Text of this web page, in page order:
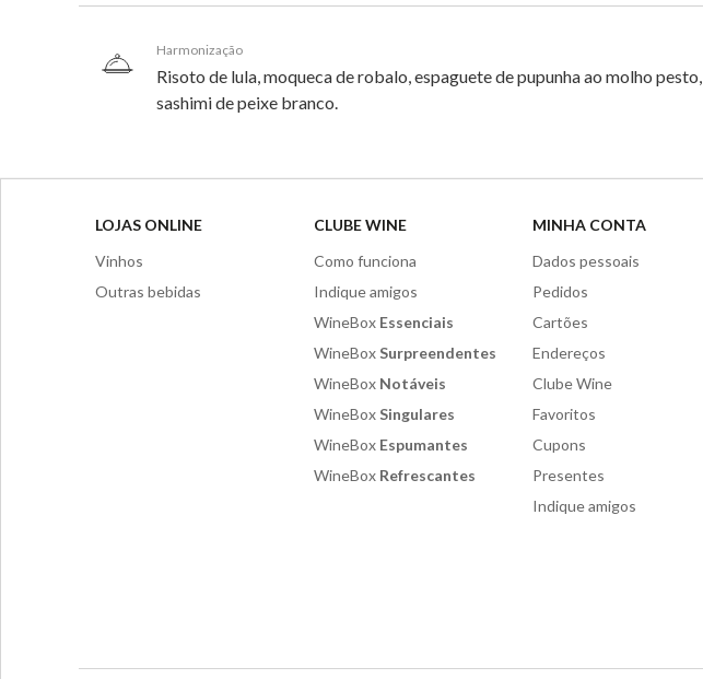
Harmonização
Risoto de lula, moqueca de robalo, espaguete de pupunha ao molho pesto,
sashimi de peixe branco.
LOJAS ONLINE
Vinhos
Outras bebidas
CLUBE WINE
Como funciona
Indique amigos
WineBox Essenciais
WineBoxSurpreendentes
WineBox Notáveis
WineBoxSingulares
WineBox Espumantes
WineBox Refrescantes
MINHA CONTA
Dados pessoais
Pedidos
Cartões
Endereços
Clube Wine
Favoritos
Cupons
Presentes
Indique amigos